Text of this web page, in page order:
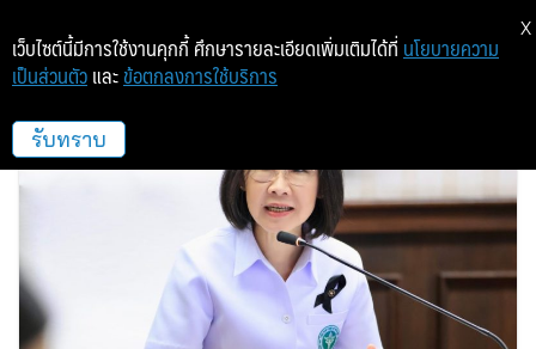
กรมอนามัย
เว็บไซต์นี้มีการใช้งานคุกกี้ ศึกษารายละเอียดเพิ่มเติมได้ที่ นโยบายความ
เป็นส่วนตัว และ ข้อตกลงการใช้บริการ
รับทราบ
X